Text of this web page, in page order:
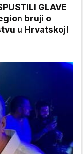
GLAVE
bruji o
u Hrvatskoj!